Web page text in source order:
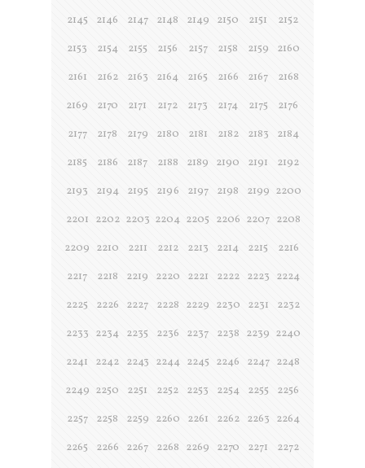
2145
2146 2147 2148 2149 2150 2151
2152
2153
2154 2155 2156 2157 2158 2159
2160
2161
2162 2163 2164 2165 2166 2167
2168
2169
2170 2171 2172 2173 2174 2175
2176
2177
2178 2179 2180 2181 2182 2183
2184
2185
2186 2187 2188 2189 2190 2191
2192
2193
2194 2195 2196 2197 2198 2199 2200
2201 2202 2203 2204 2205 2206 2207 2208
2209 2210 2211 2212 2213 2214 2215
2216
2217
2218 2219 2220 2221 2222 2223 2224
2225
2226 2227 2228 2229 2230 2231
2232
2233 2234 2235 2236 2237 2238 2239 2240
2241
2242 2243 2244 2245 2246 2247 2248
2249 2250 2251 2252 2253 2254 2255
2256
2257
2258 2259 2260 2261 2262 2263 2264
2265
2266 2267 2268 2269 2270 2271
2272